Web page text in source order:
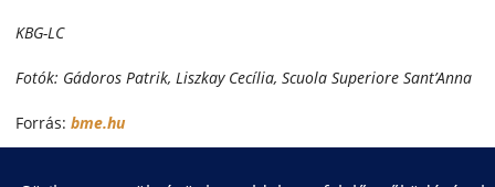
KBG-LC
Fotók: Gádoros Patrik, Liszkay Cecília, Scuola Superiore Sant’Anna
Forrás: bme.hu